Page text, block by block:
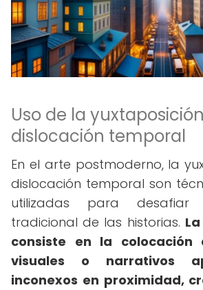
Uso de la
dislocación temporal
En el arte postmoderno, la
dislocación temporal son
utilizadas para desafiar
tradicional de las historias.
consiste en la colocación
visuales o narrativos
inconexos en proximidad,